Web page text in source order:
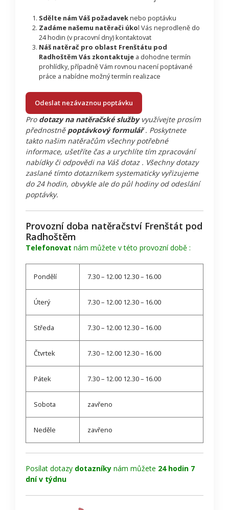
Sdělte nám Váš požadaveknebo poptávku
Zadáme našemu natěrači úkol Vás neprodleně do
24 hodin (v pracovní dny) kontaktovat
Náš natěrač pro oblast Frenštátu pod
Radhoštěm Vás zkontaktujea dohodne termín
prohlídky, případně Vám rovnou nacení poptávané
práce a nabídne možný termín realizace
Odeslat nezávaznou poptávku
Pro dotazy na natěračské službyvyužívejte prosím
přednostně poptávkový formulář. Poskytnete
takto našim natěračům všechny potřebné
informace, ušetříte čas a urychlíte tím zpracování
nabídky či odpovědi na Váš dotaz . Všechny dotazy
zaslané tímto dotazníkem systematicky vyřizujeme
do 24 hodin, obvykle ale do půl hodiny od odeslání
poptávky.
Provozní doba natěračství Frenštát pod
Radhoštěm
Telefonovat nám můžete v této provozní době :
Pondělí 7.30 – 12.00 12.30 – 16.00
Úterý 7.30 – 12.00 12.30 – 16.00
Středa 7.30 – 12.00 12.30 – 16.00
Čtvrtek 7.30 – 12.00 12.30 – 16.00
Pátek 7.30 – 12.00 12.30 – 16.00
Sobota zavřeno
Neděle zavřeno
Posílat dotazy dotazníky nám můžete 24 hodin 7
dní v týdnu